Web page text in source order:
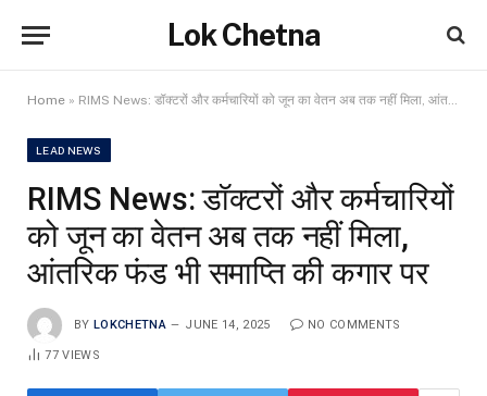
Lok Chetna
Home » RIMS News: डॉक्टरों और कर्मचारियों को जून का वेतन अब तक नहीं मिला, आंतरिक फंड भी समाप्ति की कगार पर
LEAD NEWS
RIMS News: डॉक्टरों और कर्मचारियों
को जून का वेतन अब तक नहीं मिला,
आंतरिक फंड भी समाप्ति की कगार पर
BY LOKCHETNA JUNE 14, 2025 NO COMMENTS
77VIEWS